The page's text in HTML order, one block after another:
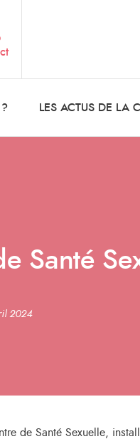
? LES ACTUS DE LA
Santé
2024
de Santé Sexuelle,